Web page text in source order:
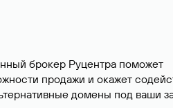
брокер Руцентра поможет
продажи и окажет
домены под ваши